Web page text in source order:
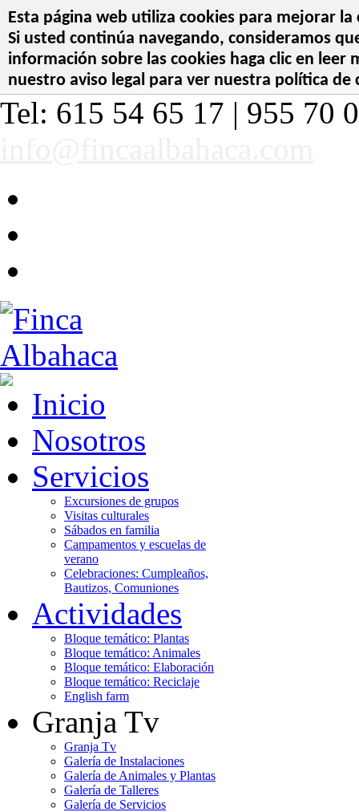
Esta página web utiliza cookies para mejorar
Si usted continúa navegando, consideramos
información sobre las cookies haga clic en leer
nuestro aviso legal para ver nuestra política de
Tel: 615 54 65 17 | 955 70
Inicio
Nosotros
Servicios
Excursiones de grupos
Visitas culturales
Sábados en familia
Campamentos y escuelas de
verano
Celebraciones: Cumpleaños,
Bautizos, Comuniones
Actividades
Bloque temático: Plantas
Bloque temático: Animales
Bloque temático: Elaboración
Bloque temático: Reciclaje
English farm
Granja Tv
Granja Tv
Galería de Instalaciones
Galería de Animales y Plantas
Galería de Talleres
Galería de Servicios